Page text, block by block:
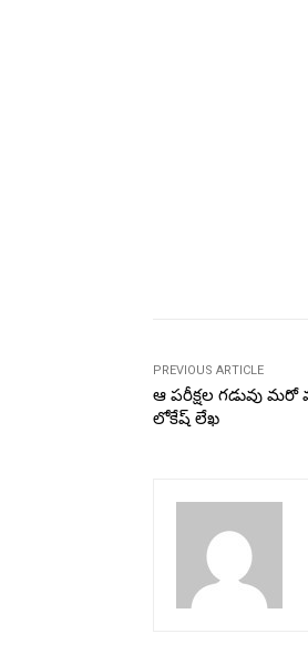
PREVIOUS ARTICLE
ఆ పరీక్షల గడువు
లోకేష్ లేఖ